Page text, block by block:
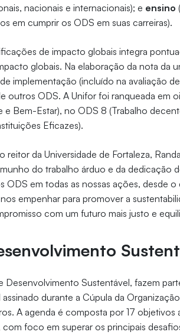
nacionais e internacionais); e ensino
em cumprir os ODS em suas carreiras).
de impacto globais integra
globais. Na elaboração da nota da
implementação (incluído na avaliação
outros ODS. A Unifor foi ranqueada em
e Bem-Estar), no ODS 8 (Trabalho
Eficazes).
da Universidade de Fortaleza,
do trabalho árduo e da dedicação
ODS em todas as nossas ações, desde o
empenhar para promover a
com um futuro mais justo e
Desenvolvimento Sustentável, fazem
durante a Cúpula da
A agenda é composta por 17
com foco em superar os principais